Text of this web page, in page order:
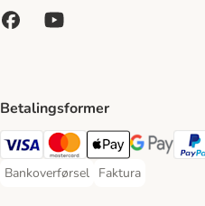
Betalingsformer
VISA Payment Method
Mastercard Payment Method
Apply pay Payment
Google Pay
Bankoverførsel
Bankoverførsel Payment Method
Faktura
Faktura Payment